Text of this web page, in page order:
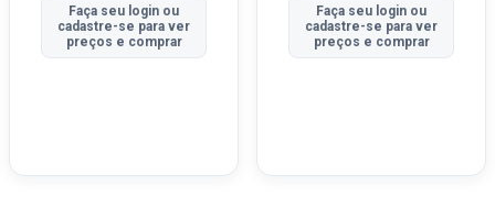
Faça seu login ou
cadastre-se para ver
preços e comprar
Faça seu login ou
cadastre-se para ver
preços e comprar